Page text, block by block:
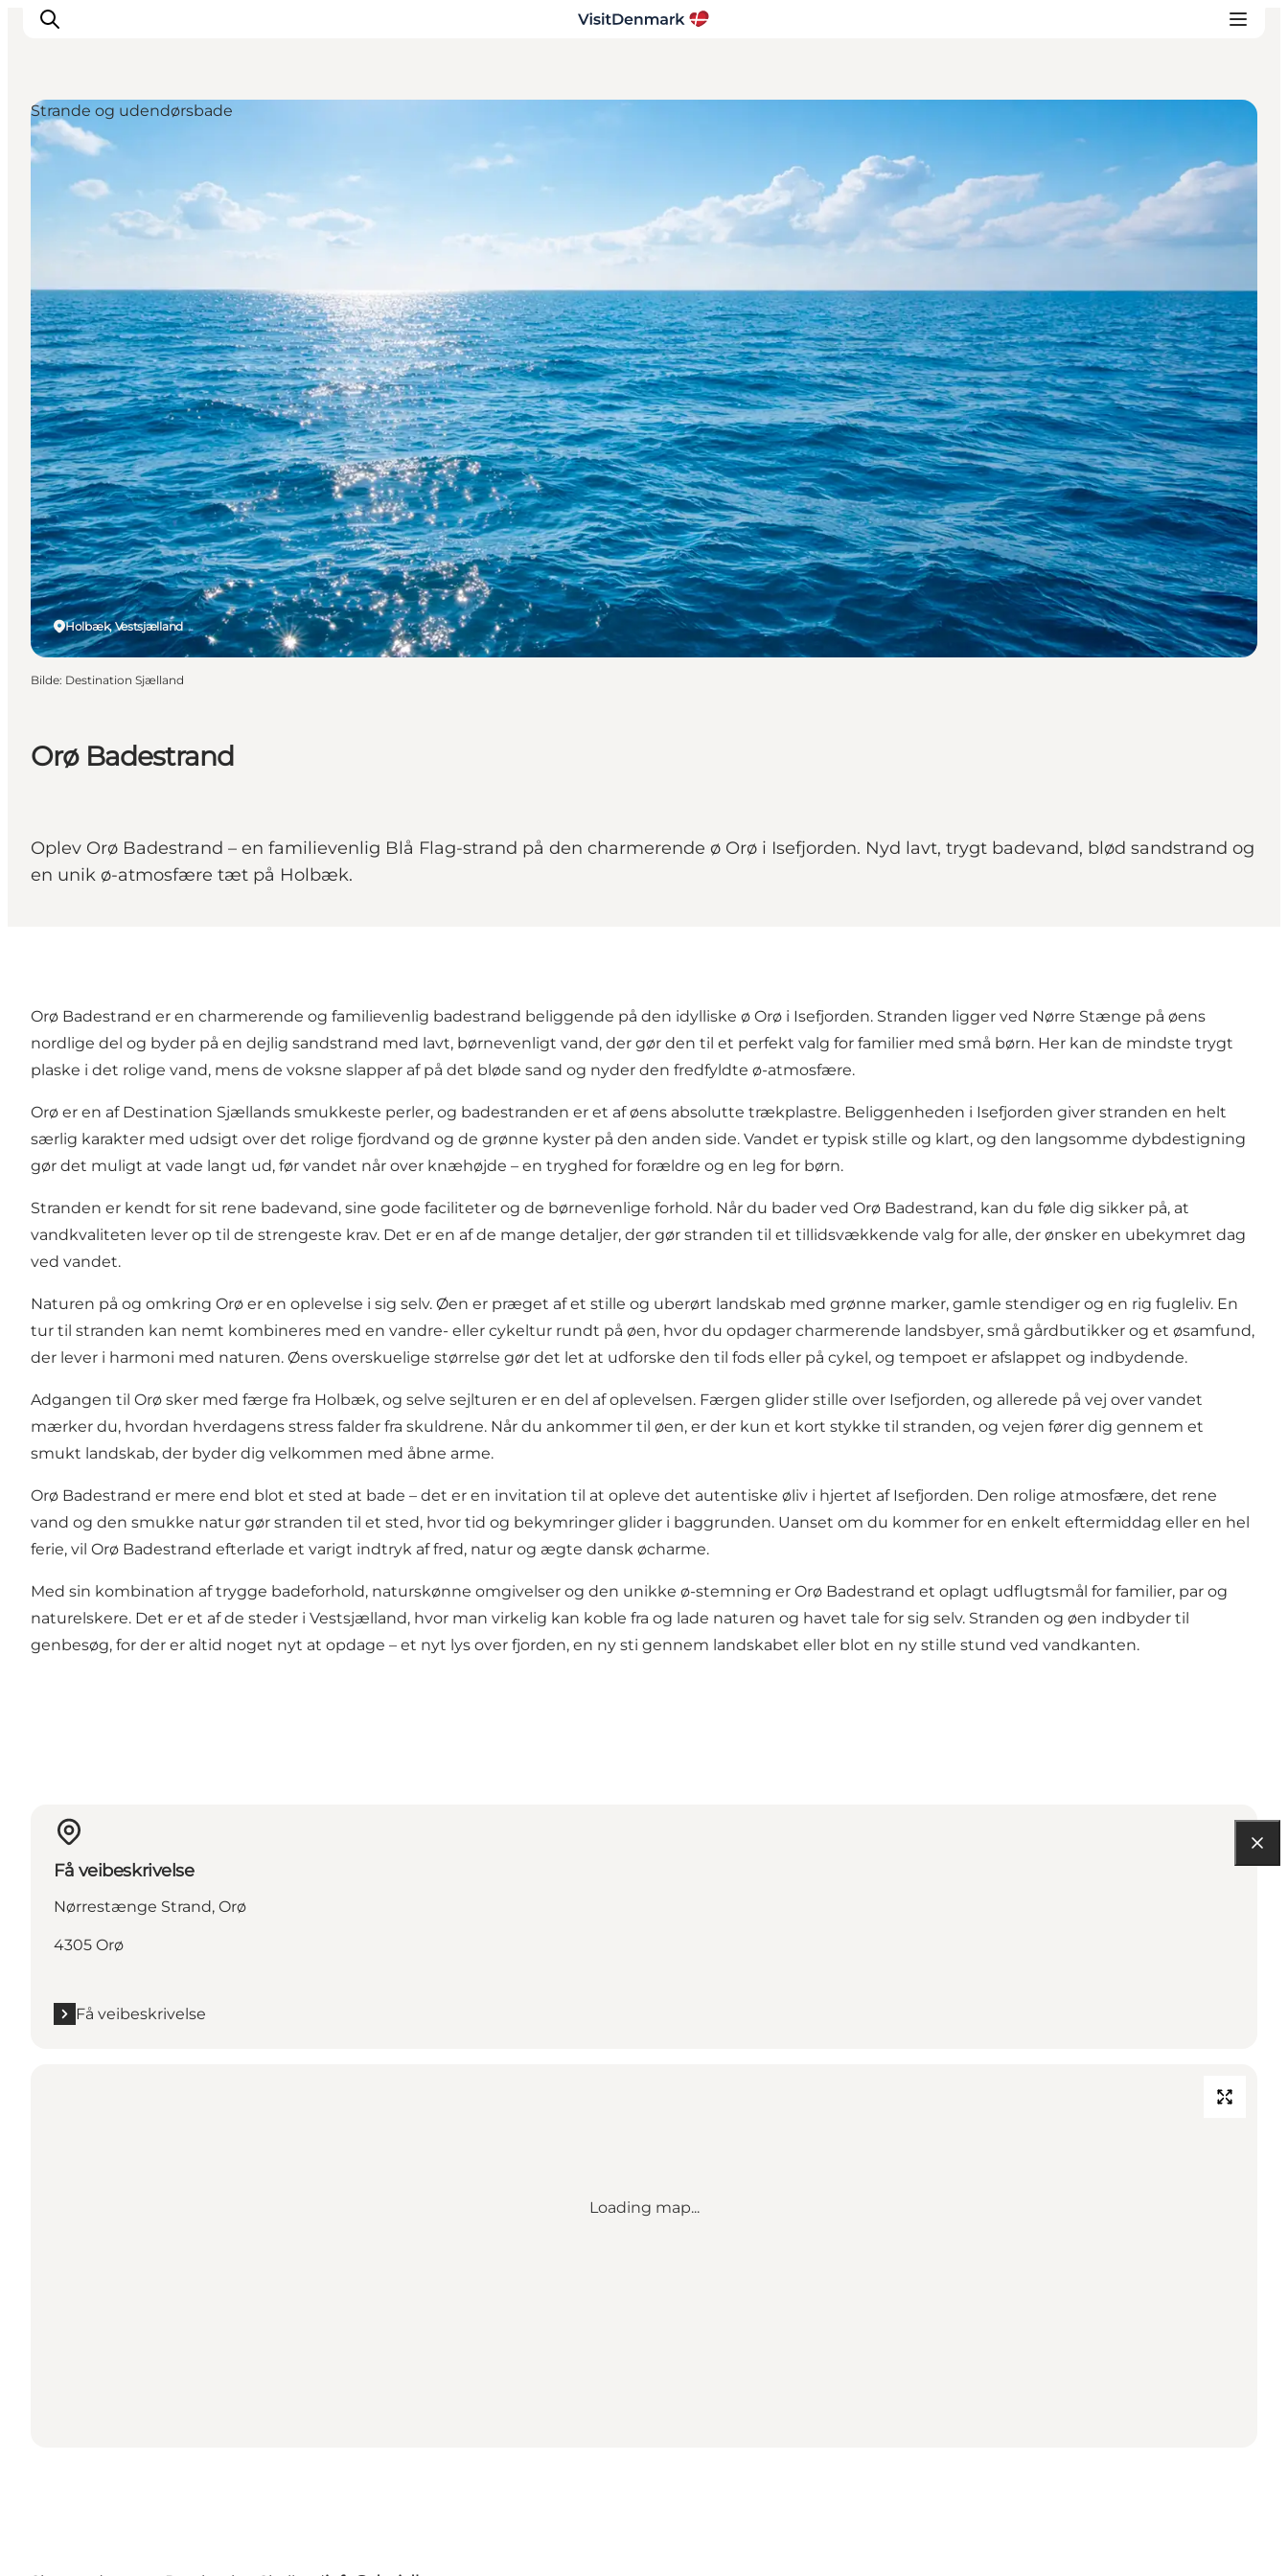
Inspirasjon
Reisemål
Aktiviteter
Orø Badestrand
Oplev Orø Badestrand – en familievenlig Blå Flag-strand på den charmerende ø Orø i Isefjorden. Nyd lavt, trygt badevand, blød sandstrand og
en unik ø-atmosfære tæt på Holbæk.
Holbæk, Vestsjælland
Strande og udendørsbade
Bilde: Destination Sjælland
Orø Badestrand er en charmerende og familievenlig badestrand beliggende på den idylliske ø Orø i Isefjorden. Stranden ligger ved Nørre Stænge på øens
nordlige del og byder på en dejlig sandstrand med lavt, børnevenligt vand, der gør den til et perfekt valg for familier med små børn. Her kan de mindste trygt
plaske i det rolige vand, mens de voksne slapper af på det bløde sand og nyder den fredfyldte ø-atmosfære.
Orø er en af Destination Sjællands smukkeste perler, og badestranden er et af øens absolutte trækplastre. Beliggenheden i Isefjorden giver stranden en helt
særlig karakter med udsigt over det rolige fjordvand og de grønne kyster på den anden side. Vandet er typisk stille og klart, og den langsomme dybdestigning
gør det muligt at vade langt ud, før vandet når over knæhøjde – en tryghed for forældre og en leg for børn.
Stranden er kendt for sit rene badevand, sine gode faciliteter og de børnevenlige forhold. Når du bader ved Orø Badestrand, kan du føle dig sikker på, at
vandkvaliteten lever op til de strengeste krav. Det er en af de mange detaljer, der gør stranden til et tillidsvækkende valg for alle, der ønsker en ubekymret dag
ved vandet.
Naturen på og omkring Orø er en oplevelse i sig selv. Øen er præget af et stille og uberørt landskab med grønne marker, gamle stendiger og en rig fugleliv. En
tur til stranden kan nemt kombineres med en vandre- eller cykeltur rundt på øen, hvor du opdager charmerende landsbyer, små gårdbutikker og et øsamfund,
der lever i harmoni med naturen. Øens overskuelige størrelse gør det let at udforske den til fods eller på cykel, og tempoet er afslappet og indbydende.
Adgangen til Orø sker med færge fra Holbæk, og selve sejlturen er en del af oplevelsen. Færgen glider stille over Isefjorden, og allerede på vej over vandet
mærker du, hvordan hverdagens stress falder fra skuldrene. Når du ankommer til øen, er der kun et kort stykke til stranden, og vejen fører dig gennem et
smukt landskab, der byder dig velkommen med åbne arme.
Orø Badestrand er mere end blot et sted at bade – det er en invitation til at opleve det autentiske øliv i hjertet af Isefjorden. Den rolige atmosfære, det rene
vand og den smukke natur gør stranden til et sted, hvor tid og bekymringer glider i baggrunden. Uanset om du kommer for en enkelt eftermiddag eller en hel
ferie, vil Orø Badestrand efterlade et varigt indtryk af fred, natur og ægte dansk øcharme.
Med sin kombination af trygge badeforhold, naturskønne omgivelser og den unikke ø-stemning er Orø Badestrand et oplagt udflugtsmål for familier, par og
naturelskere. Det er et af de steder i Vestsjælland, hvor man virkelig kan koble fra og lade naturen og havet tale for sig selv. Stranden og øen indbyder til
genbesøg, for der er altid noget nyt at opdage – et nyt lys over fjorden, en ny sti gennem landskabet eller blot en ny stille stund ved vandkanten.
Få veibeskrivelse
Nørrestænge Strand, Orø
4305 Orø
Få veibeskrivelse
Loading map...